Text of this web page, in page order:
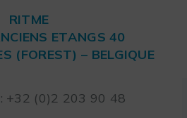
RITME
ETANGS 40
(FOREST) – BELGIQUE
+32 (0)2 203 90 48